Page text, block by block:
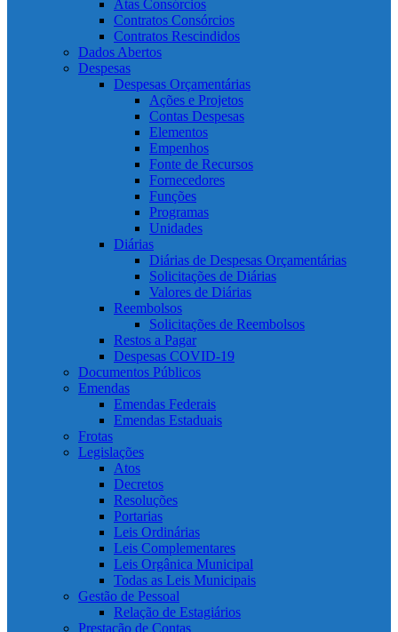
Atas Consórcios
Contratos Consórcios
Contratos Rescindidos
Dados Abertos
Despesas
Despesas Orçamentárias
Ações e Projetos
Contas Despesas
Elementos
Empenhos
Fonte de Recursos
Fornecedores
Funções
Programas
Unidades
Diárias
Diárias de Despesas Orçamentárias
Solicitações de Diárias
Valores de Diárias
Reembolsos
Solicitações de Reembolsos
Restos a Pagar
Despesas COVID-19
Documentos Públicos
Emendas
Emendas Federais
Emendas Estaduais
Frotas
Legislações
Atos
Decretos
Resoluções
Portarias
Leis Ordinárias
Leis Complementares
Leis Orgânica Municipal
Todas as Leis Municipais
Gestão de Pessoal
Relação de Estagiários
Prestação de Contas